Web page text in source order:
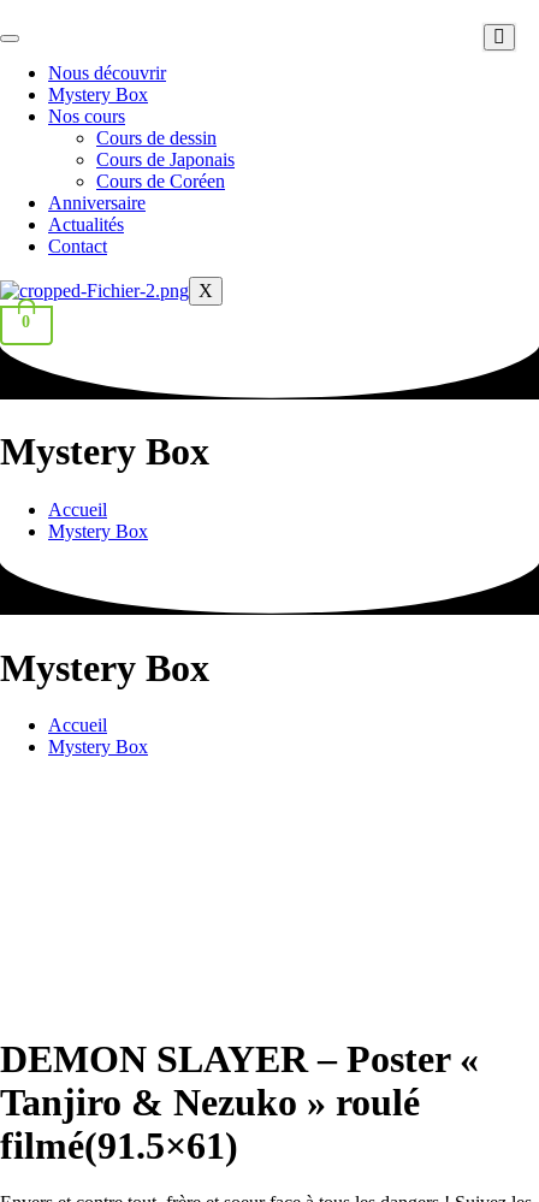
au
Nous découvrir
Mystery Box
Nos cours
Cours de dessin
Cours de Japonais
Cours de Coréen
Anniversaire
Actualités
Contact
X
0
Mystery Box
Accueil
Mystery Box
Mystery Box
Accueil
Mystery Box
DEMON SLAYER – Poster «
Tanjiro & Nezuko » roulé
filmé(91.5×61)